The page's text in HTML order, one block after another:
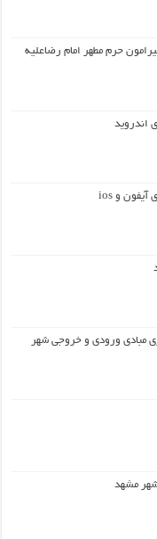
حرم مطهر امام رضاعليه
مبادی ورودی و خروجی شهر
مشهد